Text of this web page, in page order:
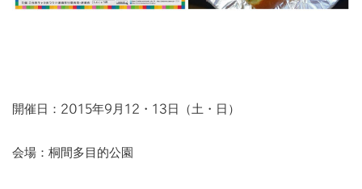
開催日：2015年9月12・13日（土・日）
会場：桐間多目的公園